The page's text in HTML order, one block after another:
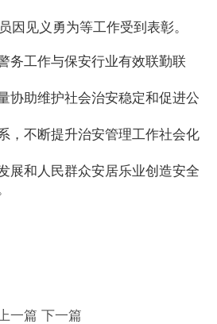
因见义勇为等工作受到表彰。
务工作与保安行业有效联勤联
协助维护社会治安稳定和促进公
，不断提升治安管理工作社会化
展和人民群众安居乐业创造安全
一篇 下一篇